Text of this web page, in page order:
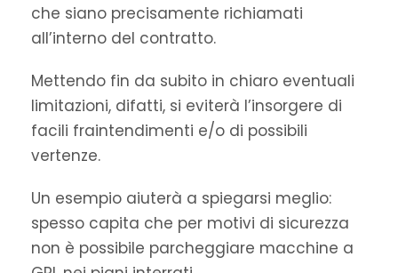
che siano precisamente richiamati
all’interno del contratto.
Mettendo fin da subito in chiaro eventuali
limitazioni, difatti, si eviterà l’insorgere di
facili fraintendimenti e/o di possibili
vertenze.
Un esempio aiuterà a spiegarsi meglio:
spesso capita che per motivi di sicurezza
non è possibile parcheggiare macchine a